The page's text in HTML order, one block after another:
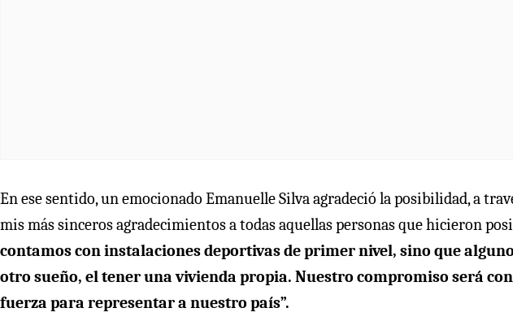
En ese sentido, un emocionado Emanuelle Silva agradeció la posibilidad, a
mis más sinceros agradecimientos a todas aquellas personas que hicieron
contamos con instalaciones deportivas de primer nivel, sino que
otro sueño, el tener una vivienda propia. Nuestro compromiso será
fuerza para representar a nuestro país”.